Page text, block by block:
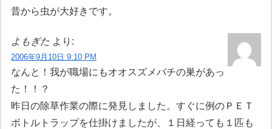
昔から虫が大好きです。
よもぎた より:
2006年9月10日 9:10 PM
なんと！我が職場にもオオスズメバチの巣があっ
た！！？
昨日の除草作業の際に発見しました。すぐに例のＰＥＴ
ボトルトラップを仕掛けましたが、１日経っても１匹も